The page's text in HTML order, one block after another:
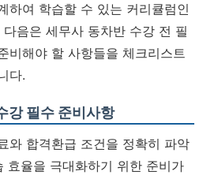
하여 학습할 수 있는 커리큘럼인
음은 세무사 동차반 수강 전 필
비해야 할 사항들을 체크리스트
다.
강 필수 준비사항
와 합격환급 조건을 정확히 파악
효율을 극대화하기 위한 준비가